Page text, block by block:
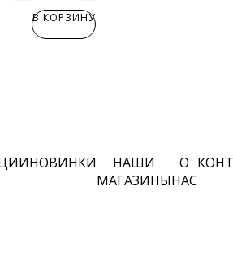
В КОРЗИНУ
НОВИНКИ
НАШИ
МАГАЗИНЫ
О
НАС